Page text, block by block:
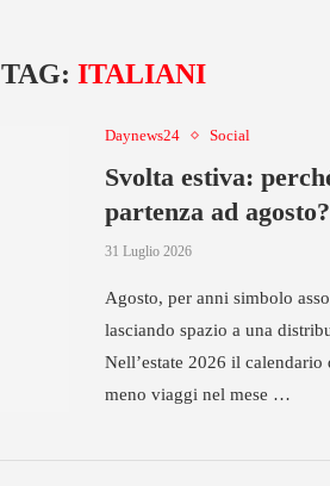
TAG: ITALIANI
Daynews24 Social
Svolta estiva:
partenza ad agosto?
31 Luglio 2026
Agosto, per anni simbolo
lasciando spazio a una
Nell’estate 2026 il
meno viaggi nel mese …